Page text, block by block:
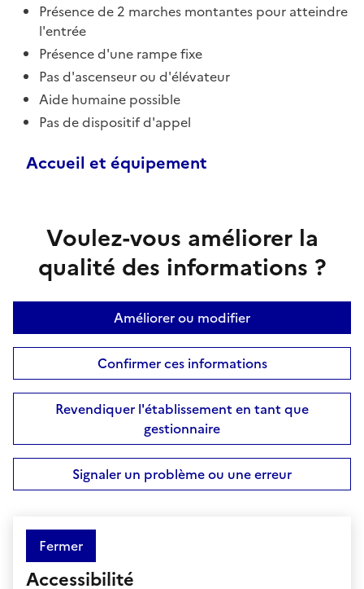
Présence de 2 marches montantes pour atteindre
l'entrée
Présence d'une rampe fixe
Pas d'ascenseur ou d'élévateur
Aide humaine possible
Pas de dispositif d'appel
Accueil et équipement
Voulez-vous améliorer la
qualité des informations ?
Améliorer ou modifier
Confirmer ces informations
Revendiquer l'établissement en tant que
gestionnaire
Signaler un problème ou une erreur
Fermer
Accessibilité